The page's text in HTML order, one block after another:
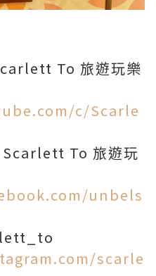
To 旅遊玩樂
c/Scarle
To 旅遊玩
unbels
scarle